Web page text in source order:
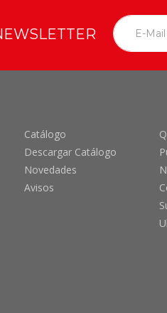
Catálogo
Descargar Catálogo
Novedades
Avisos